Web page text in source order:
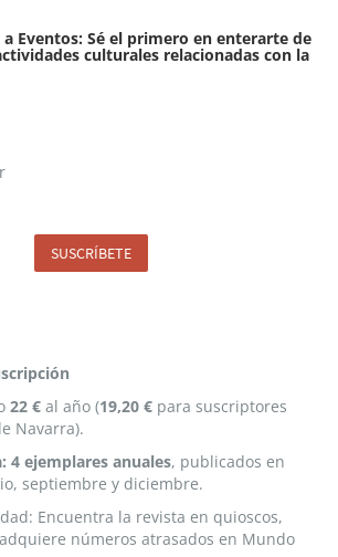
Eventos: Sé el primero en enterarte de
culturales relacionadas con la
SUSCRÍBETE
22 € al año (19,20 € para suscriptores
Navarra).
4 ejemplares anuales, publicados en
septiembre y diciembre.
Encuentra la revista en quioscos,
números atrasados en Mundo